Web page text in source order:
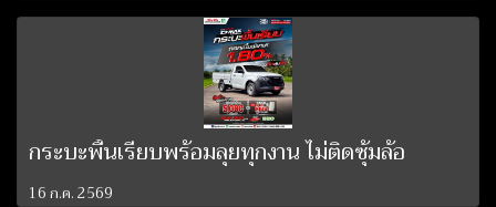
กระบะพื้นเรียบพร้อมลุยทุกงาน ไม่ติดซุ้มล้อ
16 ก.ค. 2569